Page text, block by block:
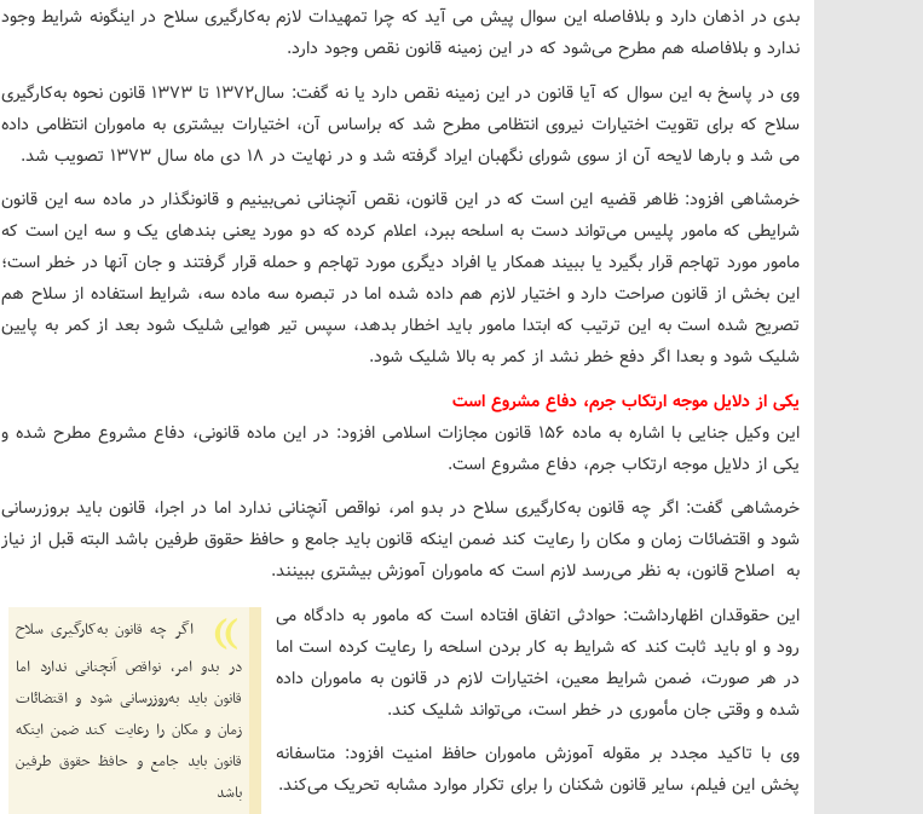
بدی در اذهان دارد و بلافاصله این سوال پیش می آید که چرا تمهیدات لازم به‌کارگیری سلاح در اینگونه شرایط وجود
ندارد و بلافاصله هم مطرح می‌شود که در این زمینه قانون نقص وجود دارد.
وی در پاسخ به این سوال که آیا قانون در این زمینه نقص دارد یا نه گفت: سال۱۳۷۲ تا ۱۳۷۳ قانون نحوه به‌کارگیری
سلاح که برای تقویت اختیارات نیروی انتظامی مطرح شد که براساس آن، اختیارات بیشتری به ماموران انتظامی داده
می شد و بارها لایحه آن از سوی شورای نگهبان ایراد گرفته شد و در نهایت در ۱۸ دی ماه سال ۱۳۷۳ تصویب شد.
خرمشاهی افزود: ظاهر قضیه این است که در این قانون، نقص آنچنانی نمی‌بینیم و قانونگذار در ماده سه این قانون
شرایطی که مامور پلیس می‌تواند دست به اسلحه ببرد، اعلام کرده که دو مورد یعنی بندهای یک و سه این است که
مامور مورد تهاجم قرار بگیرد یا ببیند همکار یا افراد دیگری مورد تهاجم و حمله قرار گرفتند و جان آنها در خطر است؛
این بخش از قانون صراحت دارد و اختیار لازم هم داده شده اما در تبصره سه ماده سه، شرایط استفاده از سلاح هم
تصریح شده است به این ترتیب که ابتدا مامور باید اخطار بدهد، سپس تیر هوایی شلیک شود بعد از کمر به پایین
شلیک شود و بعدا اگر دفع خطر نشد از کمر به بالا شلیک شود.
یکی از دلایل موجه ارتکاب جرم، دفاع مشروع است
این وکیل جنایی با اشاره به ماده ۱۵۶ قانون مجازات اسلامی افزود: در این ماده قانونی، دفاع مشروع مطرح شده و
یکی از دلایل موجه ارتکاب جرم، دفاع مشروع است.
خرمشاهی گفت: اگر چه قانون به‌کارگیری سلاح در بدو امر، نواقص آنچنانی ندارد اما در اجرا، قانون باید بروزرسانی
شود و اقتضائات زمان و مکان را رعایت کند ضمن اینکه قانون باید جامع و حافظ حقوق طرفین باشد البته قبل از نیاز
به اصلاح قانون، به نظر می‌رسد لازم است که ماموران آموزش بیشتری ببینند.
اگر چه قانون به‌کارگیری سلاح
در بدو امر، نواقص آنچنانی ندارد اما
قانون باید به‌روزرسانی شود و اقتضائات
زمان و مکان را رعایت کند ضمن اینکه
قانون باید جامع و حافظ حقوق طرفین
باشد
این حقوقدان اظهارداشت: حوادثی اتفاق افتاده است که مامور به دادگاه می
رود و او باید ثابت کند که شرایط به کار بردن اسلحه را رعایت کرده است اما
در هر صورت، ضمن شرایط معین، اختیارات لازم در قانون به ماموران داده
شده و وقتی جان مأموری در خطر است، می‌تواند شلیک کند.
وی با تاکید مجدد بر مقوله آموزش ماموران حافظ امنیت افزود: متاسفانه
پخش این فیلم، سایر قانون شکنان را برای تکرار موارد مشابه تحریک می‌کند.